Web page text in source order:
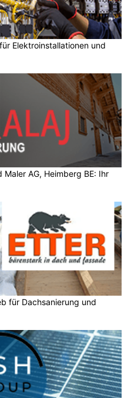
Elektroinstallationen und
AG, Heimberg BE: Ihr
für Dachsanierung und